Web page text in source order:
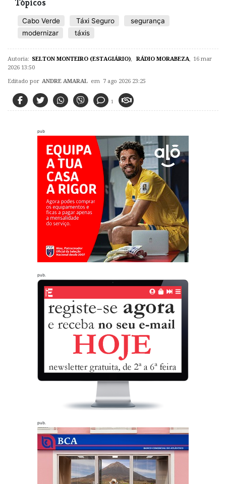
Tópicos
Cabo Verde Táxi Seguro
segurança
modernizar
táxis
Autoria: SELTON MONTEIRO (ESTAGIÁRIO), RÁDIO MORABEZA, 16 mar
2026 13:50
Editado por ANDRE AMARAL em 7 ago 2026 23:25
1
pub
pub.
pub.